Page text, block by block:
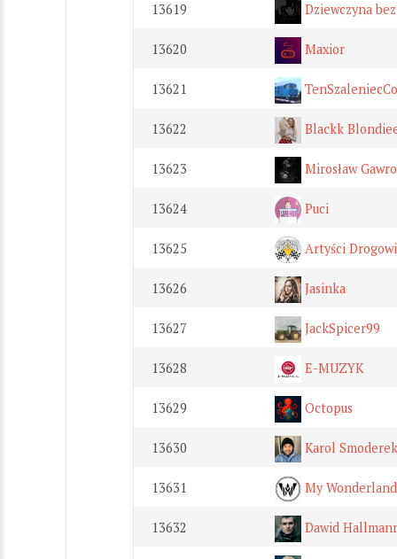
13619 Dziewczyna
13620 Maxior
13621
13622 Blackk
13623 Mirosław
13624 Puci
13625 Artyści Drogowi
13626 Jasinka
13627 JackSpicer99
13628 E-MUZYK
13629 Octopus
13630 Karol Smoderek
13631 My Wonderland
13632 Dawid